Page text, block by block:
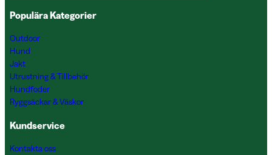
Populära Kategorier
Outdoor
Hund
Jakt
Utrustning & Tillbehör
Hundfoder
Ryggsäckar & Väskor
Kundservice
Kontakta oss